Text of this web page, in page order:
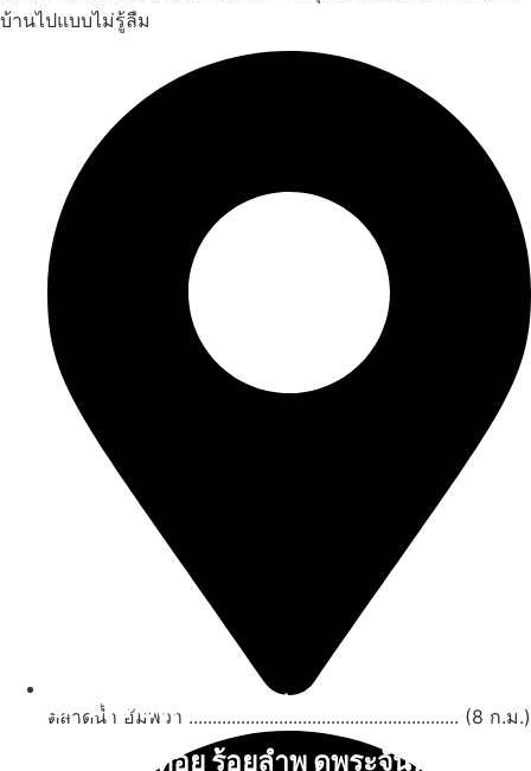
นับหิ่งห้อย ร้อยลำพู ดูพระจันทร์
บ้านไปแบบไม่รู้ลืม
ตลาดน้ำ อัมพวา ......................................................... (8 ก.ม.)
สถานที่ท่องเที่ยวรอบรีสอร์ท